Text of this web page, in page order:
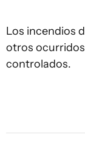
Los incendios
otros
controlados.